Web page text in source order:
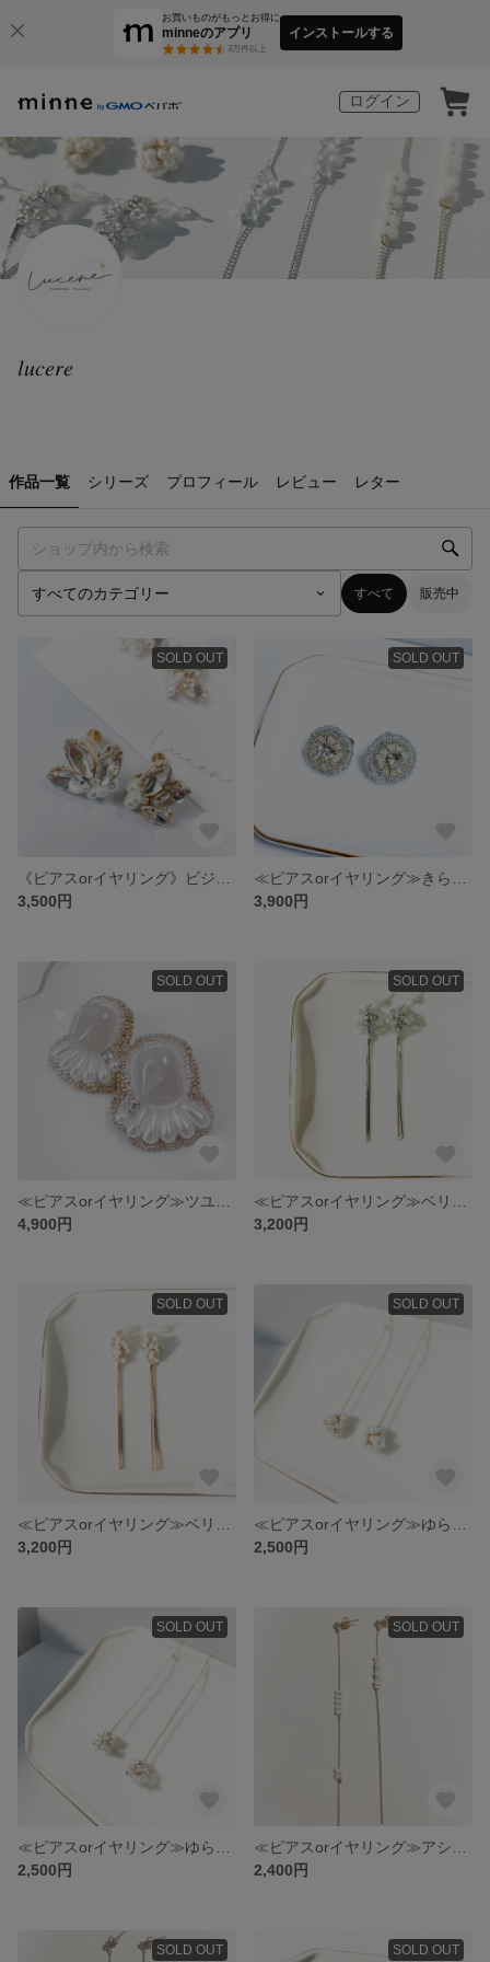
お買いものがもっとお得に
minneのアプリ
3万件以上
インストールする
ログイン
𝑙𝑢𝑐𝑒𝑟𝑒
作品一覧 シリーズ プロフィール レビュー レター
すべて 販売中
SOLD OUT
3,500円
SOLD OUT
3,900円
SOLD OUT
4,900円
SOLD OUT
3,200円
SOLD OUT
3,200円
SOLD OUT
2,500円
SOLD OUT
2,500円
SOLD OUT
2,400円
SOLD OUT SOLD OUT